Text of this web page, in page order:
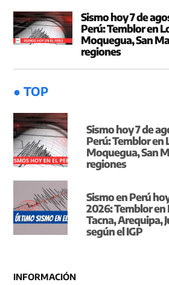
Sismo hoy 7 de
Perú: Temblor en
Moquegua, San
regiones
● TOP
Sismo hoy 7 de
Perú: Temblor en
Moquegua, San
regiones
Sismo en Perú
2026: Temblor
Tacna, Arequipa,
según el IGP
INFORMACIÓN